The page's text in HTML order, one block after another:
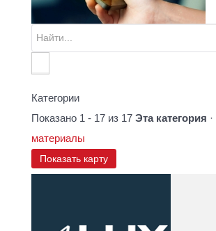
Категории
Показано 1 - 17 из 17 Эта категория ·
материалы
Показать карту